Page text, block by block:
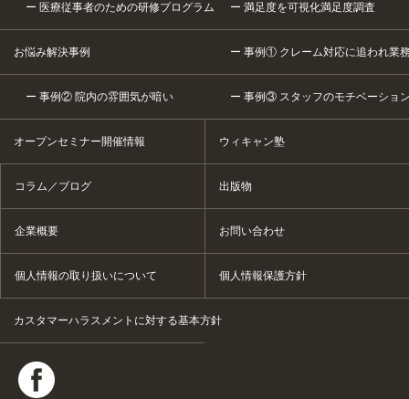
医療従事者のための研修プログラム 満足度を可視化満足度調査
お悩み解決事例 事例① クレーム対応に追われ業
事例② 院内の雰囲気が暗い 事例③ スタッフのモチベーショ
オープンセミナー開催情報 ウィキャン塾
コラム／ブログ 出版物
企業概要 お問い合わせ
個人情報の取り扱いについて 個人情報保護方針
カスタマーハラスメントに対する基本方針